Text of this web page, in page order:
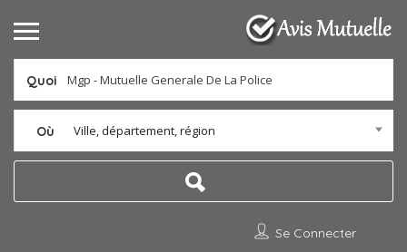
Quoi
Où Ville, département, région
Se Connecter